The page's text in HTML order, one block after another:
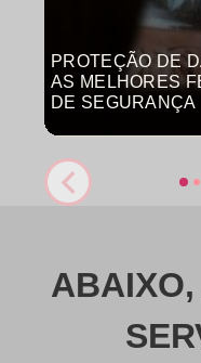
PROTEÇÃO DE
AS MELHORES
DE SEGURANÇA